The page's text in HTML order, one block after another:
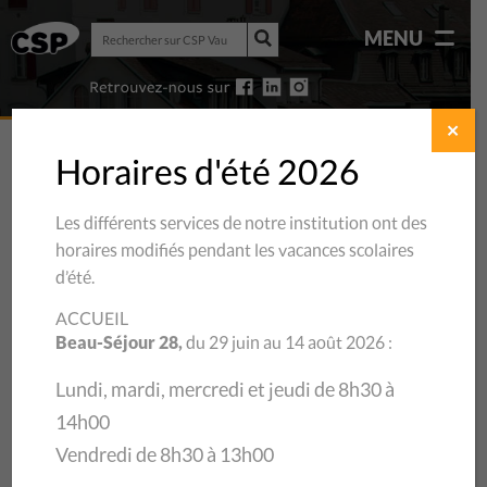
Rechercher
sur
CSP
Vaud
Rechercher
CSP
Vaud
MENU
27/11/2017
Horaires d'été 2026
Les différents services de notre institution ont des
horaires modifiés pendant les vacances scolaires
d’été.
ACCUEIL
Beau-Séjour 28,du 29 juin au 14 août 2026 :
Lundi, mardi, mercredi et jeudi de 8h30 à
14h00
Vendredi de 8h30 à 13h00
✕